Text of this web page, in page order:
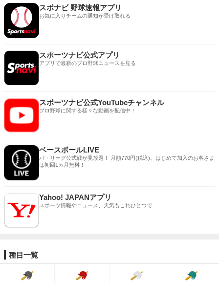
スポナビ 野球速報アプリ
お気に入りチームの通知が受け取れる
スポーツナビ公式アプリ
アプリで最新のプロ野球ニュースを見る
スポーツナビ公式YouTubeチャンネル
プロ野球に関する様々な動画を配信中！
ベースボールLIVE
パ・リーグ公式戦が見放題！ 月額770円(税込)。はじめて加入のお客さま
は初回1ヵ月無料！
Yahoo! JAPANアプリ
スポーツ情報やニュース、天気もこれひとつで
種目一覧